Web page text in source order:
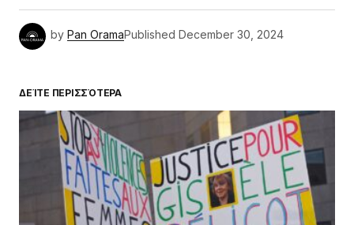
by Pan OramaPublished December 30, 2024
ΔΕΊΤΕ ΠΕΡΙΣΣΌΤΕΡΑ